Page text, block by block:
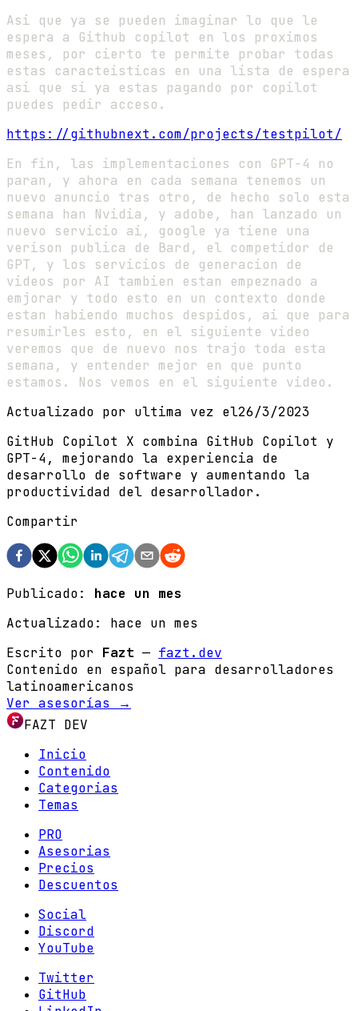
Asi que ya se pueden imaginar lo que le
espera a Github copilot en los proximos
meses, por cierto te permite probar todas
estas caracteisticas en una lista de espera
asi que si ya estas pagando por copilot
puedes pedir acceso.
https://githubnext.com/projects/testpilot/
En fin, las implementaciones con GPT-4 no
paran, y ahora en cada semana tenemos un
nuevo anuncio tras otro, de hecho solo esta
semana han Nvidia, y adobe, han lanzado un
nuevo servicio ai, google ya tiene una
verison publica de Bard, el competidor de
GPT, y los servicios de generacion de
videos por AI tambien estan empeznado a
emjorar y todo esto en un contexto donde
estan habiendo muchos despidos, ai que para
resumirles esto, en el siguiente video
veremos que de nuevo nos trajo toda esta
semana, y entender mejor en que punto
estamos. Nos vemos en el siguiente video.
Actualizado por ultima vez el26/3/2023
GitHub Copilot X combina GitHub Copilot y
GPT-4, mejorando la experiencia de
desarrollo de software y aumentando la
productividad del desarrollador.
Compartir
Publicado:
hace un mes
Actualizado: hace un mes
Escrito por Fazt — fazt.dev
Contenido en español para desarrolladores
latinoamericanos
Ver asesorías →
FAZT DEV
Inicio
Contenido
Categorias
Temas
PRO
Asesorias
Precios
Descuentos
Social
Discord
YouTube
Twitter
GitHub